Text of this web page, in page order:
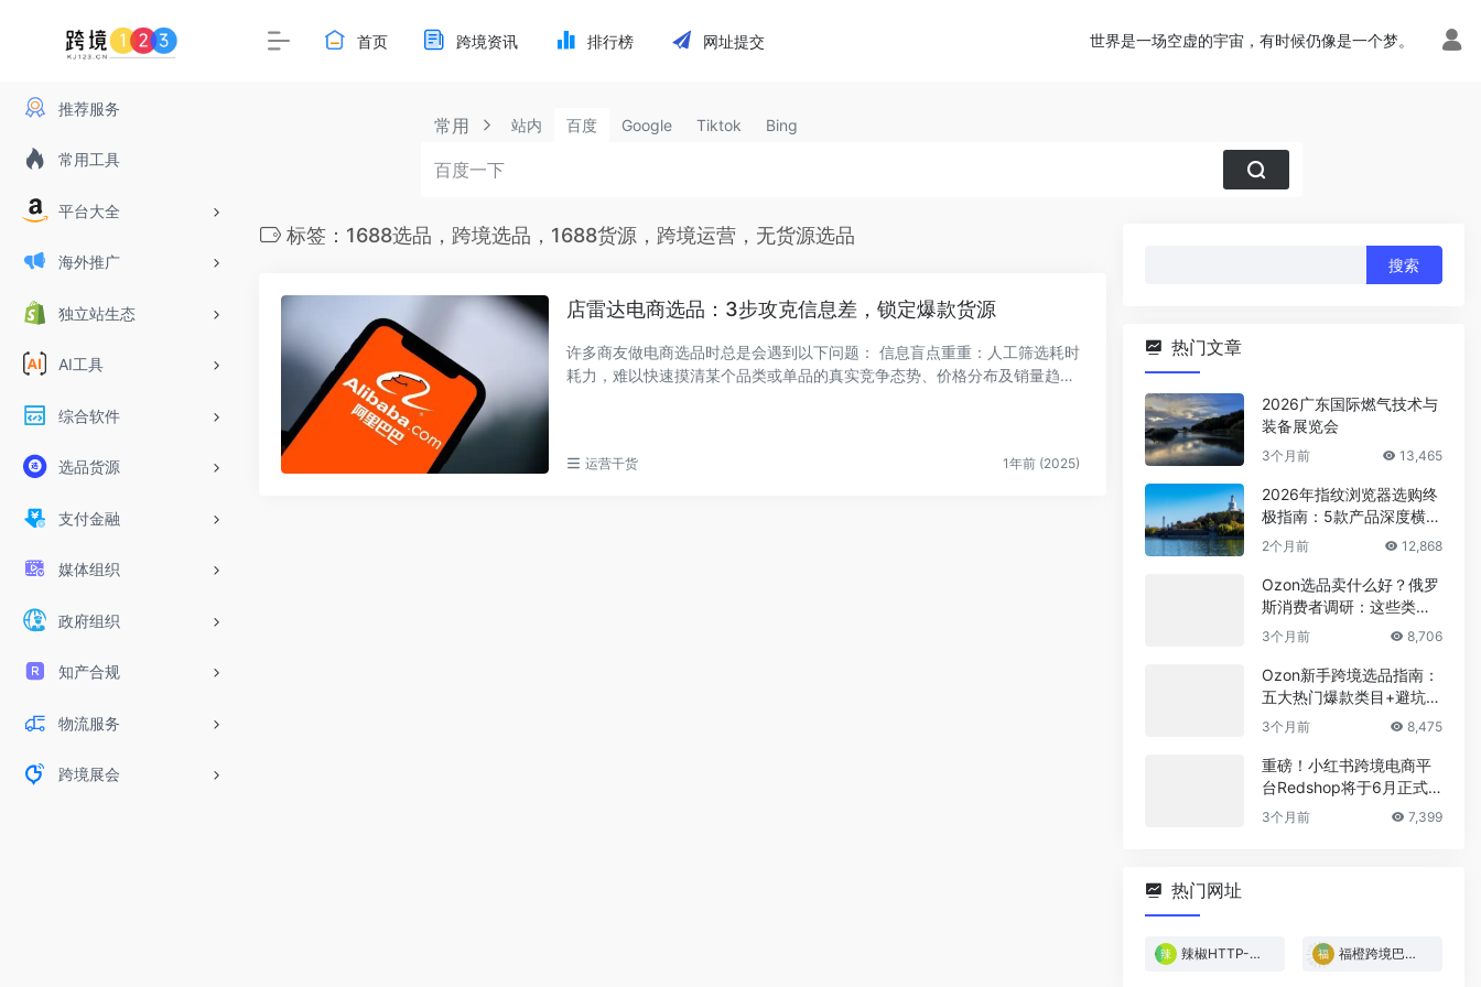
推荐服务
常用工具
平台大全
海外推广
独立站生态
AI工具
综合软件
选品货源
支付金融
媒体组织
政府组织
知产合规
物流服务
跨境展会
首页 跨境资讯 排行榜 网址提交 世界是一场空虚的宇宙，有时候仍像是一个梦。
常用 站内 百度 Google Tiktok Bing
标签：1688选品，跨境选品，1688货源，跨境运营，无货源选品
店雷达电商选品：3步攻克信息差，锁定爆款货源
许多商友做电商选品时总是会遇到以下问题： 信息盲点重重：人工筛选耗时
耗力，难以快速摸清某个品类或单品的真实竞争态势、价格分布及销量趋
运营干货 1年前 (2025)
热门文章
2026广东国际燃气技术与
装备展览会
3个月前 13,465
2026年指纹浏览器选购终
极指南：5款产品深度横
评，帮你省下冤枉钱
2个月前 12,868
Ozon选品卖什么好？俄罗
斯消费者调研：这些类目
最稳！
3个月前 8,706
Ozon新手跨境选品指南：
五大热门爆款类目+避坑清
单
3个月前 8,475
重磅！小红书跨境电商平
台Redshop将于6月正式
上线！
3个月前 7,399
热门网址
辣椒HTTP-免费试用 福橙跨境巴西专线